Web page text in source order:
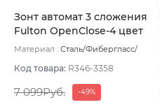
Зонт автомат 3 сложения
Fulton OpenClose-4 цвет
Серый светлый
Материал : Сталь/Фибергласс/
Вес: 330 г
Код товара: R346-3358
7 099Руб. -49%